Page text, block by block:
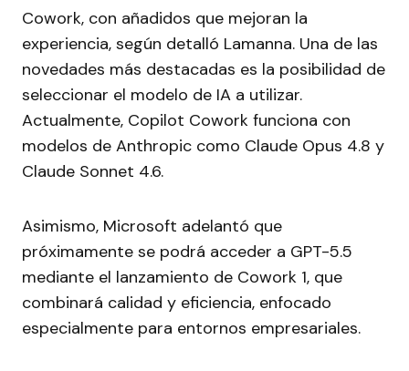
Cowork, con añadidos que mejoran la
experiencia, según detalló Lamanna. Una de las
novedades más destacadas es la posibilidad de
seleccionar el modelo de IA a utilizar.
Actualmente, Copilot Cowork funciona con
modelos de Anthropic como Claude Opus 4.8 y
Claude Sonnet 4.6.
Asimismo, Microsoft adelantó que
próximamente se podrá acceder a GPT-5.5
mediante el lanzamiento de Cowork 1, que
combinará calidad y eficiencia, enfocado
especialmente para entornos empresariales.